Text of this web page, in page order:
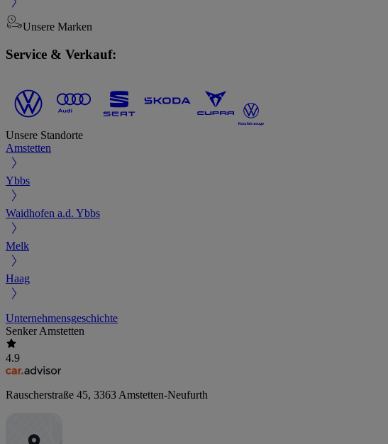
Unsere Marken
Service & Verkauf:
Unsere Standorte
Amstetten
Ybbs
Waidhofen a.d. Ybbs
Melk
Haag
Unternehmensgeschichte
Senker Amstetten
4.9
Rauscherstraße 45, 3363 Amstetten-Neufurth